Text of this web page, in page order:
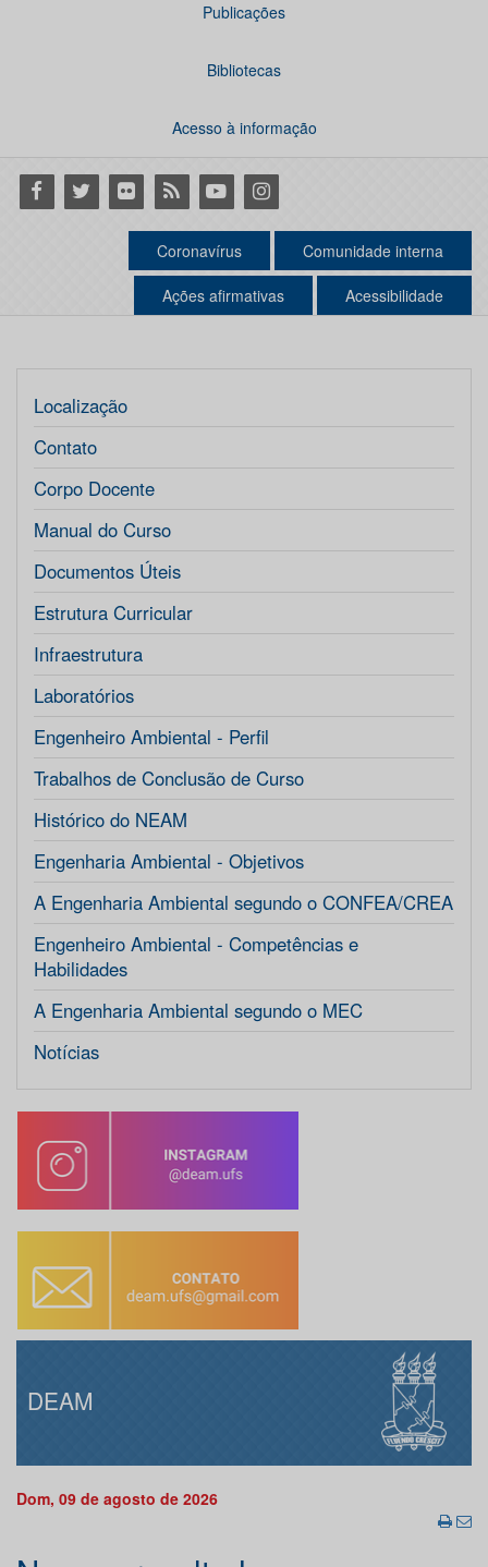
Publicações
Bibliotecas
Acesso à informação
Facebook
Twitter Flickr RSS YoutubeInstagram
Coronavírus Comunidade interna
Ações afirmativas Acessibilidade
Localização
Contato
Corpo Docente
Manual do Curso
Documentos Úteis
Estrutura Curricular
Infraestrutura
Laboratórios
Engenheiro Ambiental - Perfil
Trabalhos de Conclusão de Curso
Histórico do NEAM
Engenharia Ambiental - Objetivos
A Engenharia Ambiental segundo o CONFEA/CREA
Engenheiro Ambiental - Competências e
Habilidades
A Engenharia Ambiental segundo o MEC
Notícias
DEAM
Dom, 09 de agosto de 2026